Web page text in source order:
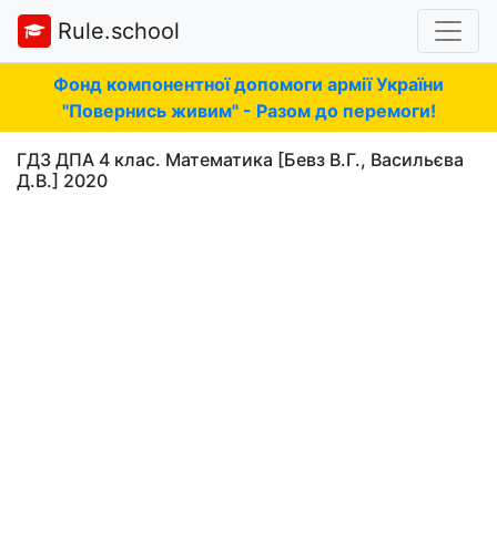
Rule.school
Фонд компонентної допомоги армії України
"Повернись живим" - Разом до перемоги!
ГДЗ ДПА 4 клас. Математика [Бевз В.Г., Васильєва
Д.В.] 2020